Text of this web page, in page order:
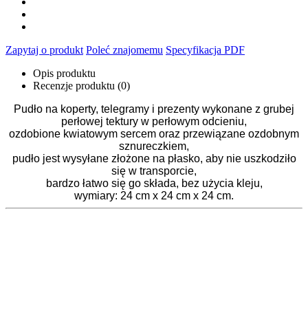
Zapytaj o produkt Poleć znajomemu Specyfikacja PDF
Opis produktu
Recenzje produktu (0)
Pudło na koperty, telegramy i prezenty wykonane z grubej
perłowej tektury w perłowym odcieniu,
ozdobione kwiatowym sercem oraz przewiązane ozdobnym
sznureczkiem,
pudło jest wysyłane złożone na płasko, aby nie uszkodziło
się w transporcie,
bardzo łatwo się go składa, bez użycia kleju,
wymiary: 24 cm x 24 cm x 24 cm.